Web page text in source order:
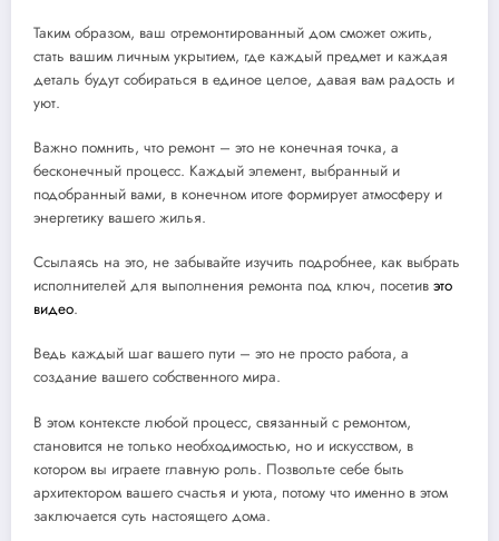
Таким образом, ваш отремонтированный дом сможет ожить,
стать вашим личным укрытием, где каждый предмет и каждая
деталь будут собираться в единое целое, давая вам радость и
уют.
Важно помнить, что ремонт – это не конечная точка, а
бесконечный процесс. Каждый элемент, выбранный и
подобранный вами, в конечном итоге формирует атмосферу и
энергетику вашего жилья.
Ссылаясь на это, не забывайте изучить подробнее, как выбрать
исполнителей для выполнения ремонта под ключ, посетив это
видео.
Ведь каждый шаг вашего пути – это не просто работа, а
создание вашего собственного мира.
В этом контексте любой процесс, связанный с ремонтом,
становится не только необходимостью, но и искусством, в
котором вы играете главную роль. Позвольте себе быть
архитектором вашего счастья и уюта, потому что именно в этом
заключается суть настоящего дома.